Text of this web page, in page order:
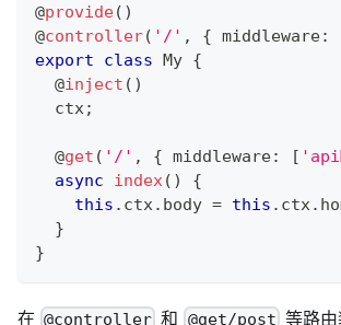
@provide( )
@controller( '/' , { middleware:
export
class My {
@inject ( )
  ctx
;
@get ( '/' , { middleware: [
async
index( )
{
this . ctx. body = this . ctx.
}
}
在 @controller 和 @get/post 等路由